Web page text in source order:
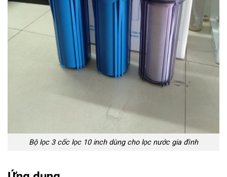
Bộ lọc 3 cốc lọc 10 inch dùng cho lọc nước gia đình